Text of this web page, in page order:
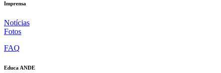
Imprensa
Notícias
Fotos
FAQ
Educa ANDE